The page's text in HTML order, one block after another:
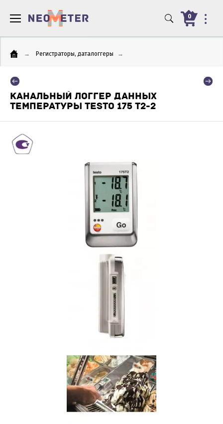
0
→ Регистраторы, даталоггеры →
КАНАЛЬНЫЙ ЛОГГЕР ДАННЫХ
ТЕМПЕРАТУРЫ TESTO 175 T2-2